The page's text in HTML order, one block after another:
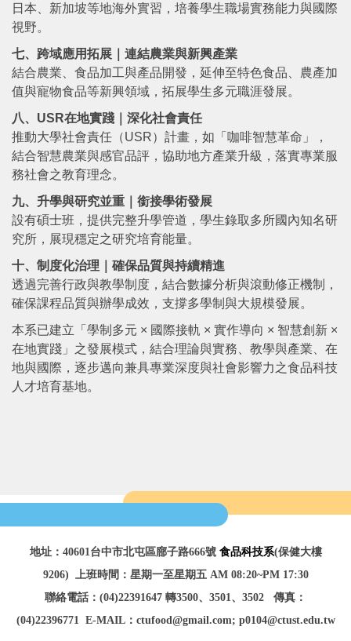
日本、新加坡等地海外實習，培養學生職場實務能力與國際
視野。
七、跨域應用拓展｜連結農業與新興產業
結合農業、食品加工與產品開發，延伸至特色食品、農產加
值與寵物食品等新興領域，拓展學生多元職涯發展。
八、USR在地實踐｜深化社會責任
推動大學社會責任（USR）計畫，如「咖啡智慧革命」，
結合智慧農業與感官品評，協助地方產業升級，落實專業服
務社會之教育理念。
九、升學與研究並重｜銜接學術發展
設有碩士班，提供完整升學管道，學生錄取多所國內知名研
究所，展現穩定之研究培育能量。
十、制度化治理｜確保品質與持續精進
透過完善行政與教學制度，結合數據分析與滾動修正機制，
確保課程品質與辦學成效，支撐多學制與大規模發展。
本系已建立「學制多元 × 國際接軌 × 實作導向 × 智慧創新 ×
在地實踐」之發展模式，結合理論與實務、教學與產業、在
地與國際，逐步邁向兼具專業深度與社會影響力之食品科技
人才培育基地。
地址：40601台中市北屯區廍子路666號 食品科技系(保健大樓
9206)
上班時間：星期一至星期五 AM 08:20~PM 17:30
聯絡電話：(04)22391647 轉3500、3501、3502 傳真：
(04)22396771 E-MAIL：ctufood@gmail.com; p0104@ctust.edu.tw